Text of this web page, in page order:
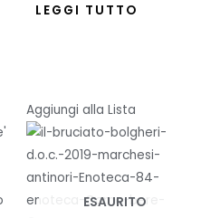
LEGGI TUTTO
Aggiungi alla Lista
ESAURITO